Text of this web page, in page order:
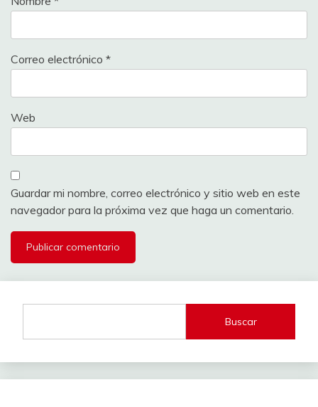
Correo electrónico *
Web
Guardar mi nombre, correo electrónico y sitio web en este
navegador para la próxima vez que haga un comentario.
Buscar